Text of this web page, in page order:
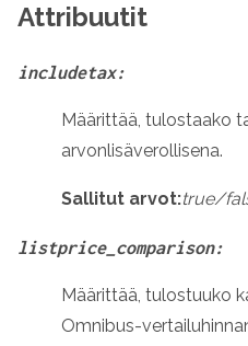
Attribuutit
includetax:
Määrittää, tulostaako
arvonlisäverollisena.
Sallitut arvot:true/
listprice_comparison:
Määrittää, tulostuuko
Omnibus-